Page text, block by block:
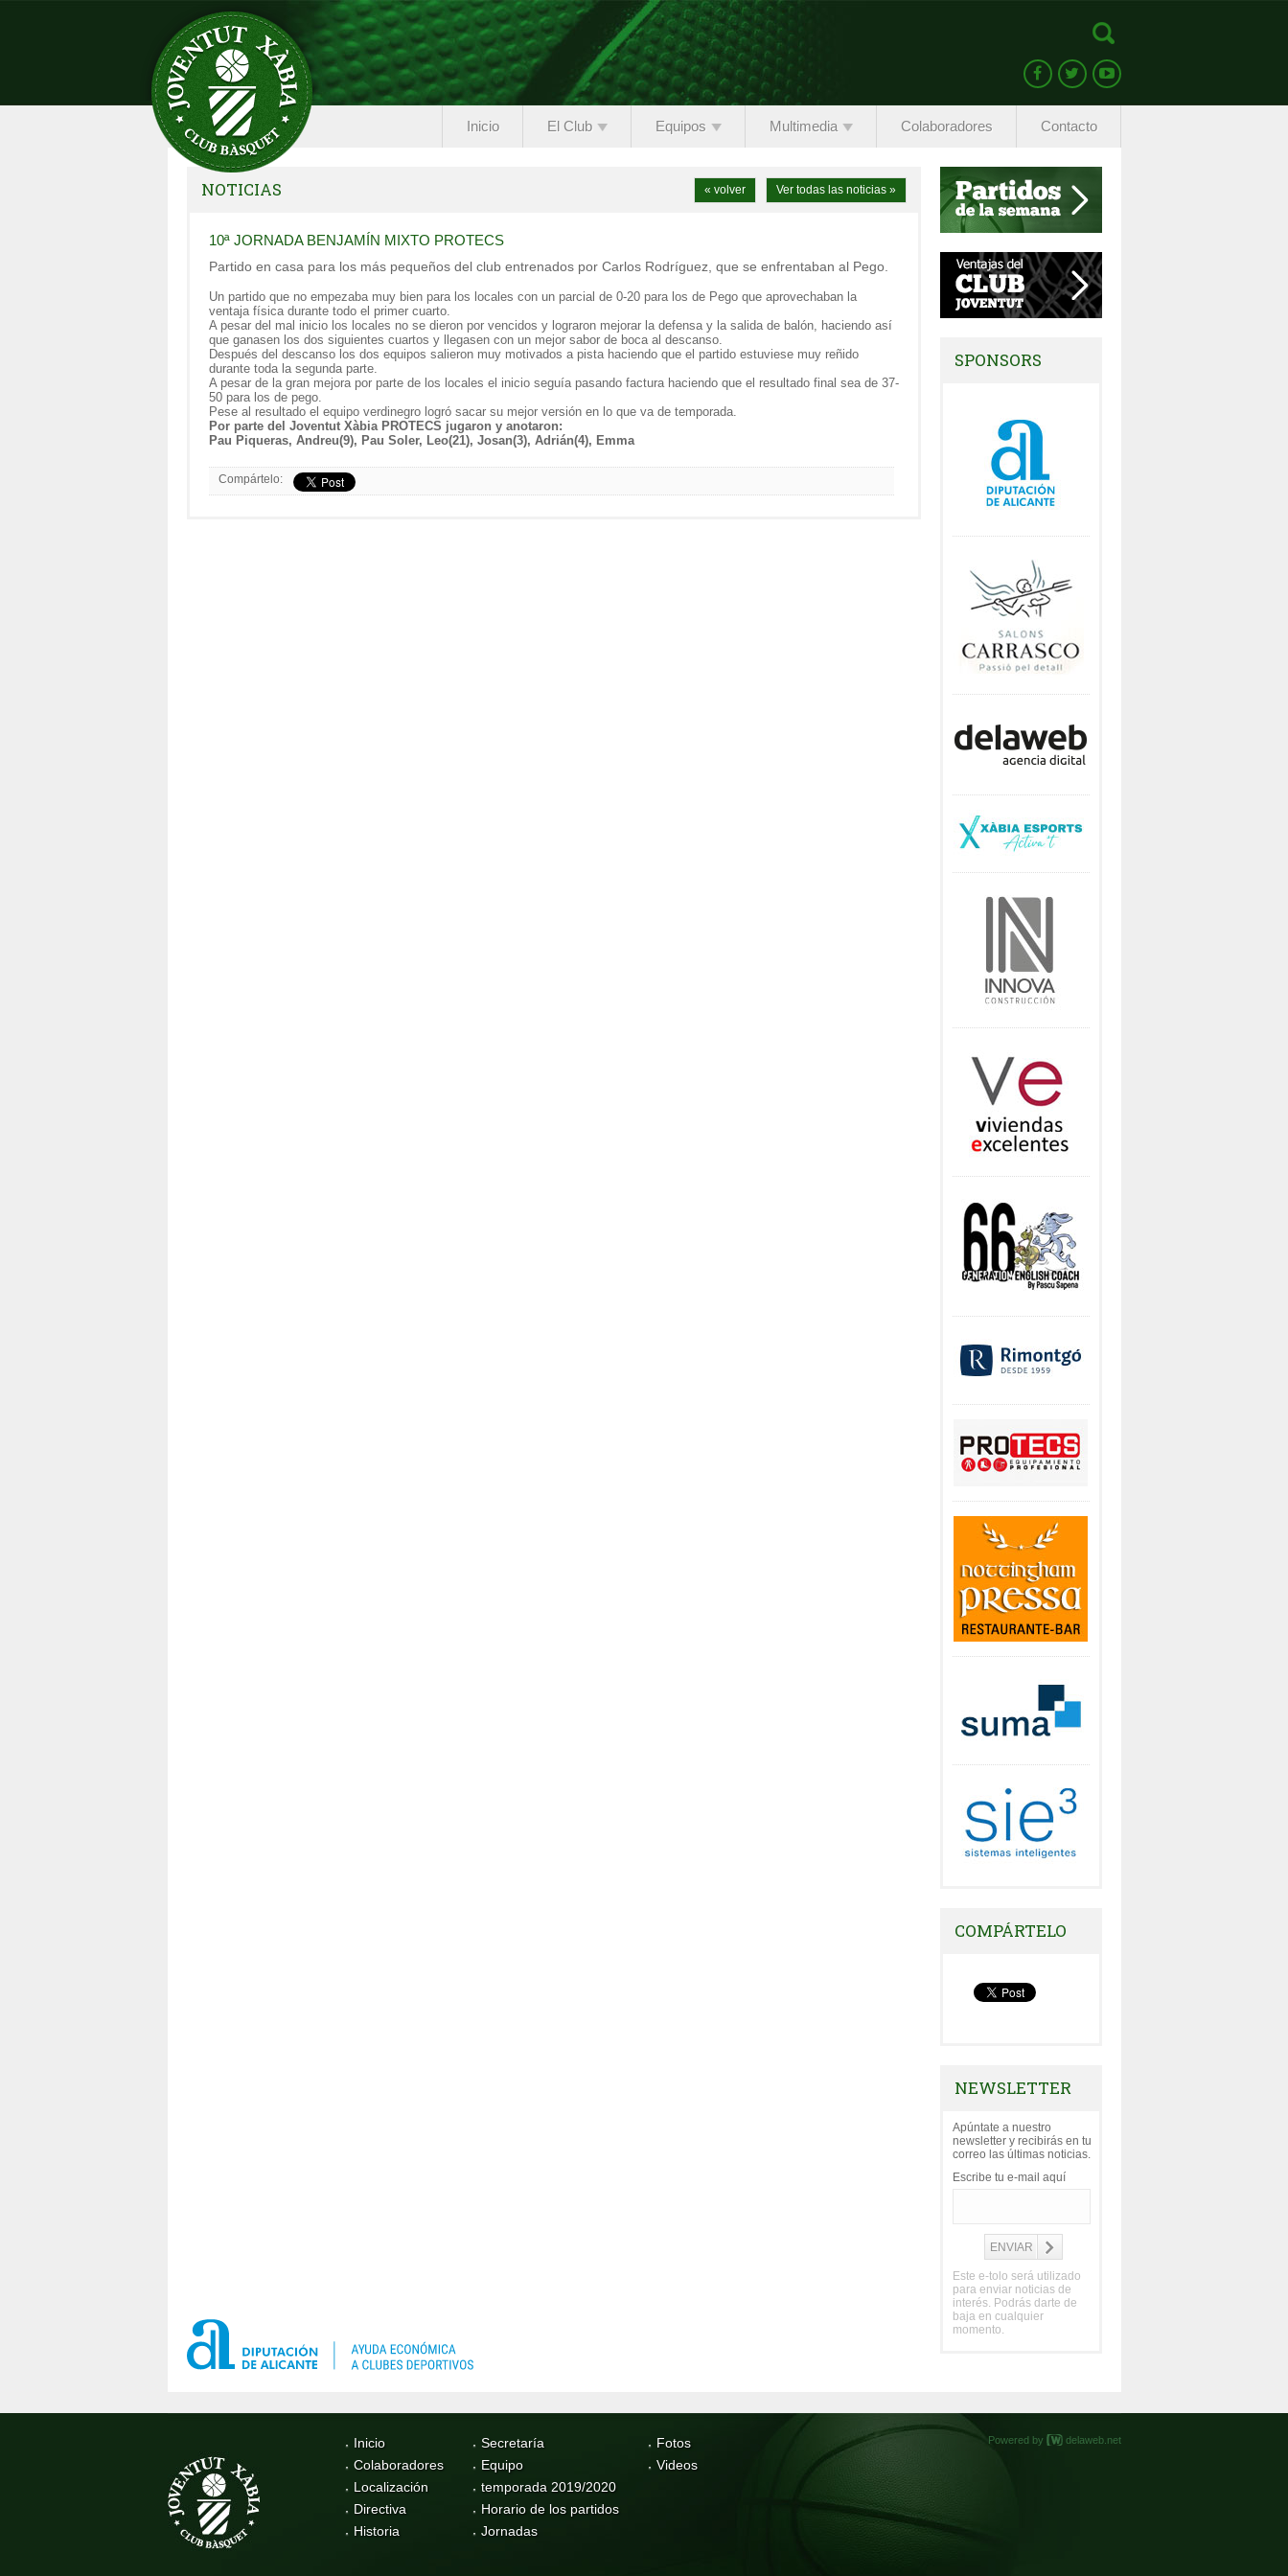
Inicio El Club Equipos Multimedia Colaboradores Contacto
NOTICIAS Ver todas las noticias »
« volver
10ª JORNADA BENJAMÍN MIXTO PROTECS
Partido en casa para los más pequeños del club entrenados por Carlos Rodríguez, que se enfrentaban al Pego.
Un partido que no empezaba muy bien para los locales con un parcial de 0-20 para los de Pego que aprovechaban la
ventaja física durante todo el primer cuarto.
A pesar del mal inicio los locales no se dieron por vencidos y lograron mejorar la defensa y la salida de balón, haciendo así
que ganasen los dos siguientes cuartos y llegasen con un mejor sabor de boca al descanso.
Después del descanso los dos equipos salieron muy motivados a pista haciendo que el partido estuviese muy reñido
durante toda la segunda parte.
A pesar de la gran mejora por parte de los locales el inicio seguía pasando factura haciendo que el resultado final sea de 37-
50 para los de pego.
Pese al resultado el equipo verdinegro logró sacar su mejor versión en lo que va de temporada.
Por parte del Joventut Xàbia PROTECS jugaron y anotaron:
Pau Piqueras, Andreu(9), Pau Soler, Leo(21), Josan(3), Adrián(4), Emma
Compártelo:
SPONSORS
COMPÁRTELO
NEWSLETTER
Apúntate a nuestro
newsletter y recibirás en tu
correo las últimas noticias.
Escribe tu e-mail aquí
Este e-tolo será utilizado
para enviar noticias de
interés. Podrás darte de
baja en cualquier
momento.
Inicio
Colaboradores
Localización
Directiva
Historia
Secretaría
Equipo
temporada 2019/2020
Horario de los partidos
Jornadas
Fotos
Videos
Powered by delaweb.net